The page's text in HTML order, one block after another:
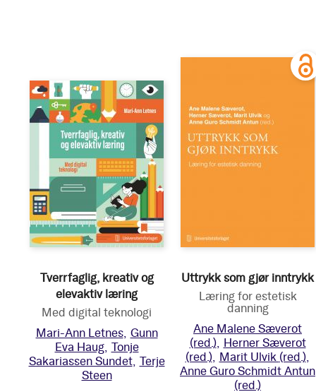
Tverrfaglig, kreativ og
elevaktiv læring
Med digital teknologi
Mari-Ann Letnes Gunn
Eva Haug Tonje
Sakariassen Sundet Terje
Steen
Uttrykk som gjør inntrykk
Læring for estetisk
danning
Ane Malene Sæverot
(red.) Herner Sæverot
(red.) Marit Ulvik (red.)
Anne Guro Schmidt Antun
(red.)